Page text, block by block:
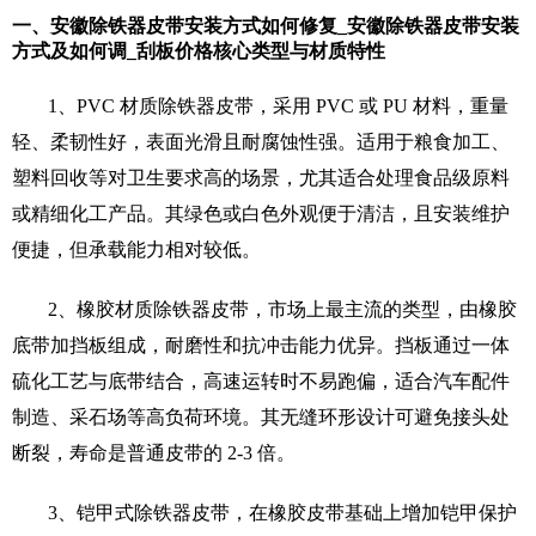
一、安徽除铁器皮带安装方式如何修复_安徽除铁器皮带安装
方式及如何调_刮板价格核心类型与材质特性
1、PVC 材质除铁器皮带， 采用 PVC 或 PU 材料，重量
轻、柔韧性好，表面光滑且耐腐蚀性强。适用于粮食加工、
塑料回收等对卫生要求高的场景，尤其适合处理食品级原料
或精细化工产品。其绿色或白色外观便于清洁，且安装维护
便捷，但承载能力相对较低。
2、橡胶材质除铁器皮带， 市场上最主流的类型，由橡胶
底带加挡板组成，耐磨性和抗冲击能力优异。挡板通过一体
硫化工艺与底带结合，高速运转时不易跑偏，适合汽车配件
制造、采石场等高负荷环境。其无缝环形设计可避免接头处
断裂，寿命是普通皮带的 2-3 倍。
3、铠甲式除铁器皮带， 在橡胶皮带基础上增加铠甲保护